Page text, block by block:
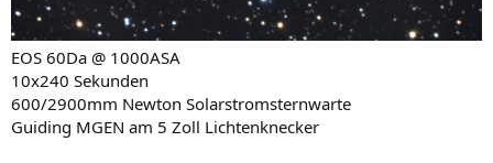
EOS 60Da @ 1000ASA
10x240 Sekunden
600/2900mm Newton Solarstromsternwarte
Guiding MGEN am 5 Zoll Lichtenknecker